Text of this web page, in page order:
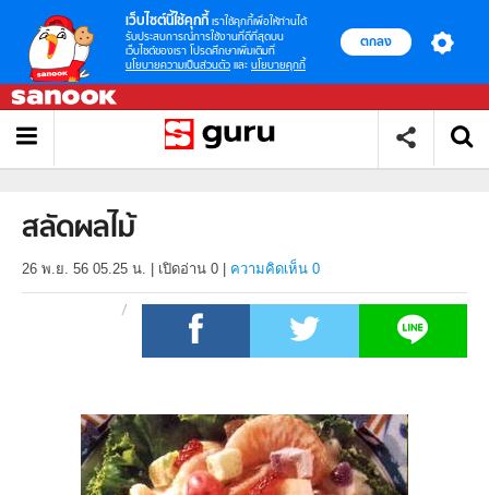
เว็บไซต์นี้ใช้คุกกี้ เราใช้คุกกี้เพื่อให้ท่านได้
รับประสบการณ์การใช้งานที่ดีที่สุดบน
เว็บไซต์ของเรา โปรดศึกษาเพิ่มเติมที่
นโยบายความเป็นส่วนตัว และ นโยบายคุกกี้
ตกลง
สลัดผลไม้
26 พ.ย. 56 05.25 น. เปิดอ่าน 0 ความคิดเห็น 0